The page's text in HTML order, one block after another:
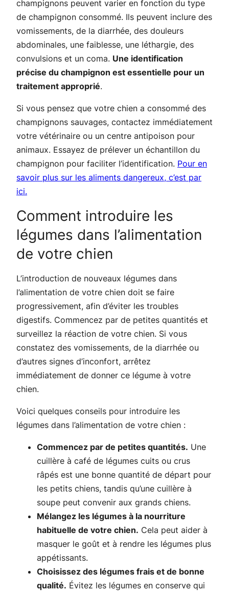
champignons peuvent varier en fonction du type
de champignon consommé. Ils peuvent inclure des
vomissements, de la diarrhée, des douleurs
abdominales, une faiblesse, une léthargie, des
convulsions et un coma. Une identification
précise du champignon est essentielle pour un
traitement approprié.
Si vous pensez que votre chien a consommé des
champignons sauvages, contactez immédiatement
votre vétérinaire ou un centre antipoison pour
animaux. Essayez de prélever un échantillon du
champignon pour faciliter l’identification. Pour en
savoir plus sur les aliments dangereux, c’est par
ici.
Comment introduire les
légumes dans l’alimentation
de votre chien
L’introduction de nouveaux légumes dans
l’alimentation de votre chien doit se faire
progressivement, afin d’éviter les troubles
digestifs. Commencez par de petites quantités et
surveillez la réaction de votre chien. Si vous
constatez des vomissements, de la diarrhée ou
d’autres signes d’inconfort, arrêtez
immédiatement de donner ce légume à votre
chien.
Voici quelques conseils pour introduire les
légumes dans l’alimentation de votre chien :
Commencez par de petites quantités. Une
cuillère à café de légumes cuits ou crus
râpés est une bonne quantité de départ pour
les petits chiens, tandis qu’une cuillère à
soupe peut convenir aux grands chiens.
Mélangez les légumes à la nourriture
habituelle de votre chien. Cela peut aider à
masquer le goût et à rendre les légumes plus
appétissants.
Choisissez des légumes frais et de bonne
qualité. Évitez les légumes en conserve qui